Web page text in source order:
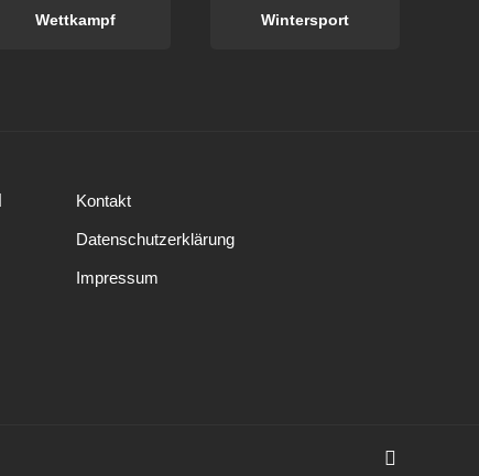
Wettkampf Wintersport
Kontakt
Datenschutzerklärung
Impressum